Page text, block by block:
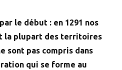
le début : en 1291 nos
la plupart des territoires
sont pas compris dans
qui se forme au